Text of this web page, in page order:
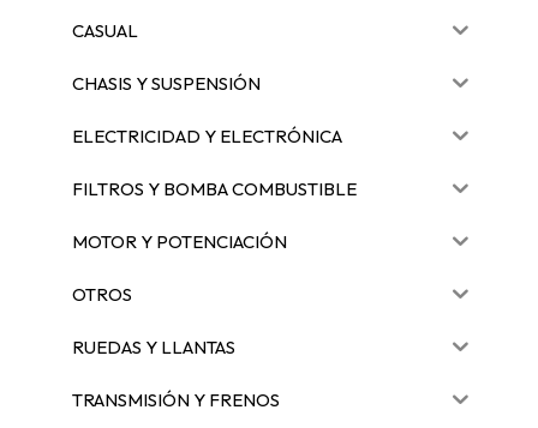
CASUAL
CHASIS Y SUSPENSIÓN
ELECTRICIDAD Y ELECTRÓNICA
FILTROS Y BOMBA COMBUSTIBLE
MOTOR Y POTENCIACIÓN
OTROS
RUEDAS Y LLANTAS
TRANSMISIÓN Y FRENOS